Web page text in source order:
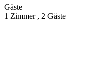
Gäste
1 Zimmer , 2 Gäste